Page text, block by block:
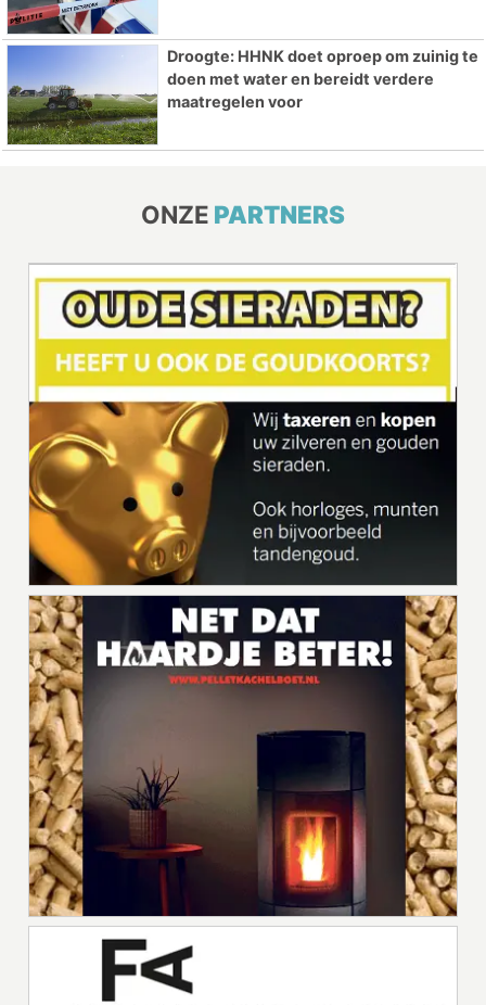
Droogte: HHNK doet oproep om zuinig te
doen met water en bereidt verdere
maatregelen voor
ONZE PARTNERS